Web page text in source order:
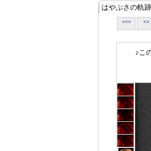
はやぶさの軌跡
<<< <<
♪こ